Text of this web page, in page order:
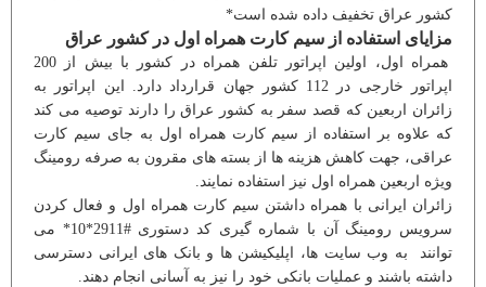
کشور عراق تخفیف داده شده است*
مزایای استفاده از سیم کارت همراه اول در کشور عراق
همراه اول، اولین اپراتور تلفن همراه در کشور با بیش از 200
اپراتور خارجی در 112 کشور جهان قرارداد دارد. این اپراتور به
زائران اربعین که قصد سفر به کشور عراق را دارند توصیه می کند
که علاوه بر استفاده از سیم کارت همراه اول به جای سیم کارت
عراقی، جهت کاهش هزینه ها از بسته های مقرون به صرفه رومینگ
ویژه اربعین همراه اول نیز استفاده نمایند.
زائران ایرانی با همراه داشتن سیم کارت همراه اول و فعال کردن
سرویس رومینگ آن با شماره گیری کد دستوری #2911*10* می
توانند به وب سایت ها، اپلیکیشن ها و بانک های ایرانی دسترسی
داشته باشند و عملیات بانکی خود را نیز به آسانی انجام دهند.